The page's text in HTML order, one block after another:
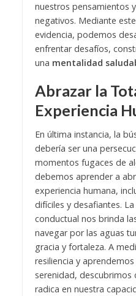
nuestros pensamientos
negativos. Mediante
evidencia, podemos
enfrentar desafíos,
una mentalidad
Abrazar la
Experiencia
En última instancia, la
debería ser una
momentos fugaces de
debemos aprender a
experiencia humana,
difíciles y desafiantes.
conductual nos brinda
navegar por las aguas
gracia y fortaleza. A
resiliencia y
serenidad, descubrimos
radica en nuestra